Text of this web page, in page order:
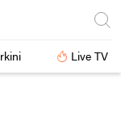
Live TV